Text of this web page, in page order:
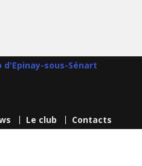
d'Epinay-sous-Sénart
Le club Contacts